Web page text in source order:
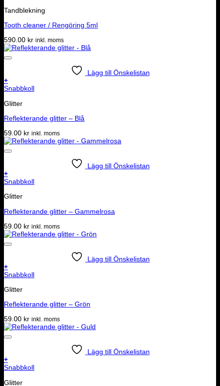
Tandblekning
Tooth cleaner / Rengöring 5ml
590.00 kr inkl. moms
Lägg till Önskelistan
+
Snabbkoll
Glitter
Reflekterande glitter – Blå
59.00 kr inkl. moms
Lägg till Önskelistan
+
Snabbkoll
Glitter
Reflekterande glitter – Gammelrosa
59.00 kr inkl. moms
Lägg till Önskelistan
+
Snabbkoll
Glitter
Reflekterande glitter – Grön
59.00 kr inkl. moms
Lägg till Önskelistan
+
Snabbkoll
Glitter